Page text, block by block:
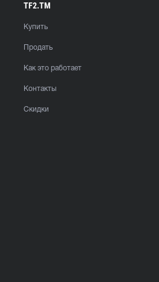
TF2.TM
Купить
Продать
Как это работает
Контакты
Скидки